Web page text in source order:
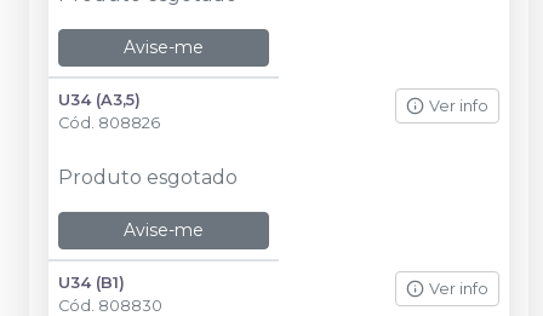
Avise-me
U34 (A3,5)
Cód. 808826
Ver info
Produto esgotado
Avise-me
U34 (B1)
Cód. 808830
Ver info